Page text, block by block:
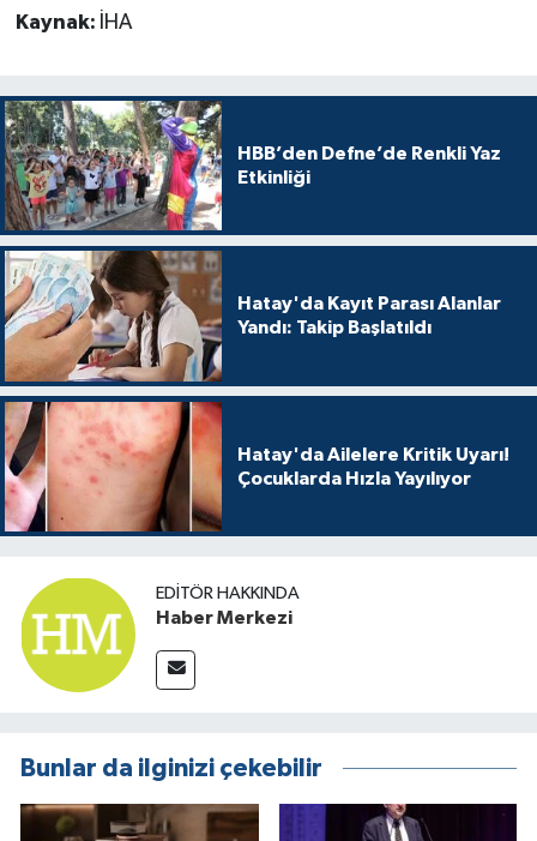
Kaynak: İHA
HBB’den Defne’de Renkli Yaz
Etkinliği
Hatay'da Kayıt Parası Alanlar
Yandı: Takip Başlatıldı
Hatay'da Ailelere Kritik Uyarı!
Çocuklarda Hızla Yayılıyor
EDITÖR HAKKINDA
Haber Merkezi
Bunlar da ilginizi çekebilir